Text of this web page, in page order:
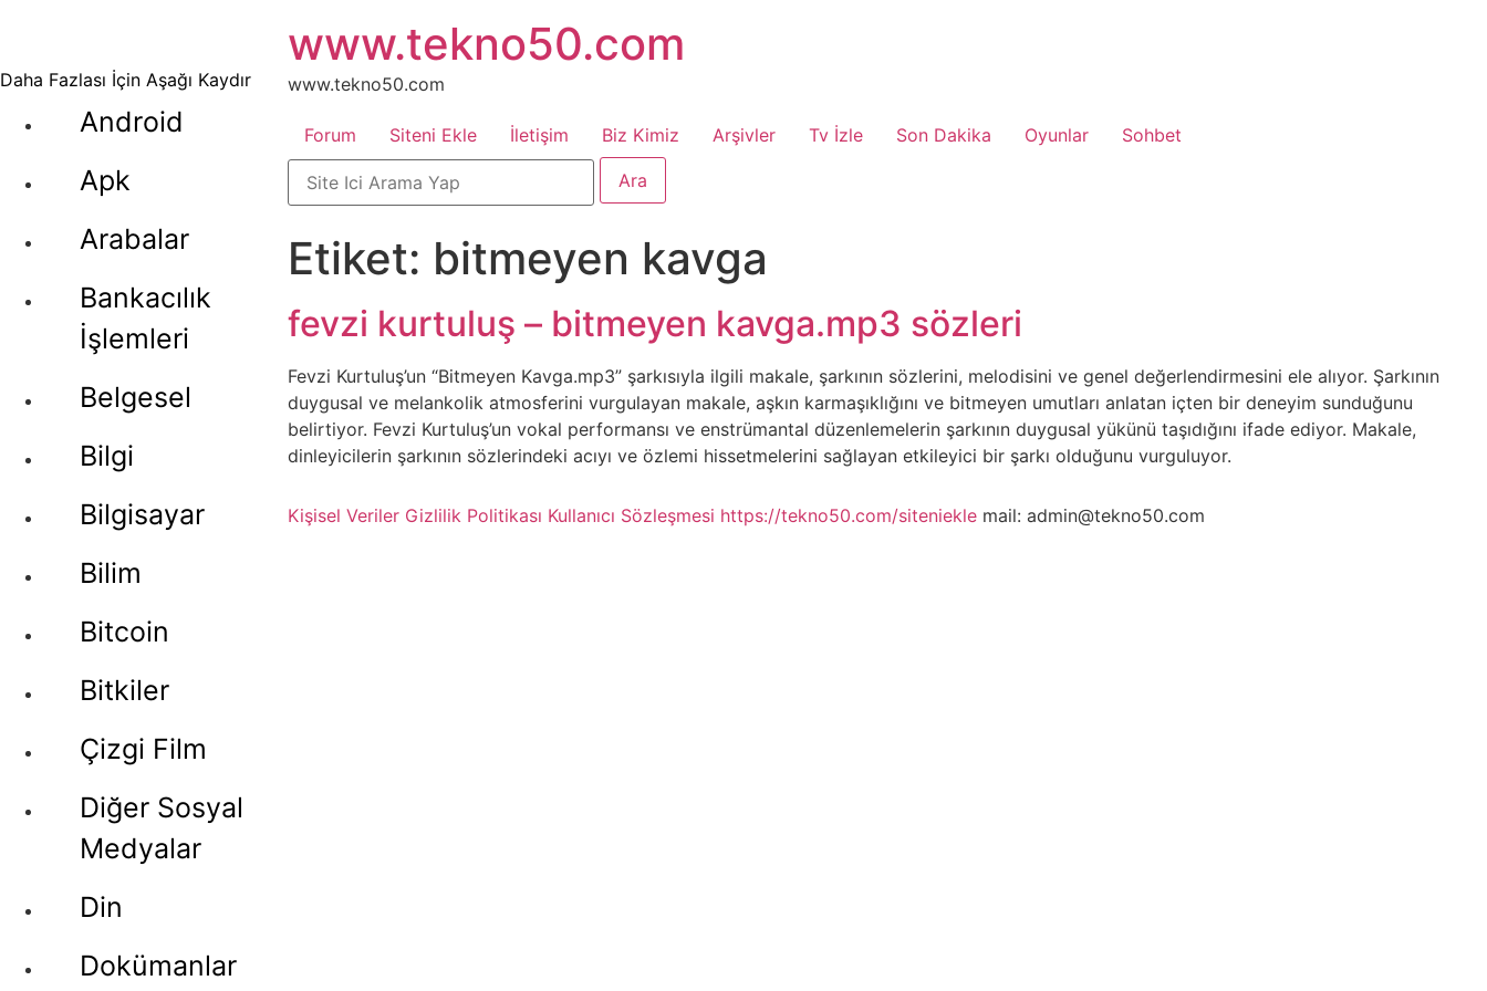
Daha Fazlası İçin Aşağı Kaydır
Android
Apk
Arabalar
Bankacılık
İşlemleri
Belgesel
Bilgi
Bilgisayar
Bilim
Bitcoin
Bitkiler
Çizgi Film
Diğer Sosyal
Medyalar
Din
Dokümanlar
atla
www.tekno50.com
www.tekno50.com
Forum Siteni Ekle İletişim Biz Kimiz Arşivler Tv İzle Son Dakika Oyunlar Sohbet
Etiket: bitmeyen kavga
fevzi kurtuluş – bitmeyen kavga.mp3 sözleri
Fevzi Kurtuluş’un “Bitmeyen Kavga.mp3” şarkısıyla ilgili makale, şarkının sözlerini, melodisini ve genel değerlendirmesini ele alıyor. Şarkının
duygusal ve melankolik atmosferini vurgulayan makale, aşkın karmaşıklığını ve bitmeyen umutları anlatan içten bir deneyim sunduğunu
belirtiyor. Fevzi Kurtuluş’un vokal performansı ve enstrümantal düzenlemelerin şarkının duygusal yükünü taşıdığını ifade ediyor. Makale,
dinleyicilerin şarkının sözlerindeki acıyı ve özlemi hissetmelerini sağlayan etkileyici bir şarkı olduğunu vurguluyor.
Kişisel Veriler Gizlilik Politikası Kullanıcı Sözleşmesi https://tekno50.com/siteniekle mail: admin@tekno50.com